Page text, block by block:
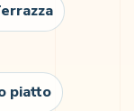
piatto